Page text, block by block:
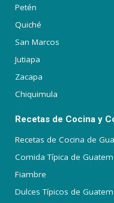
Petén
Quiché
San Marcos
Jutiapa
Zacapa
Chiquimula
Recetas de Cocina y
Recetas de Cocina de
Comida Típica de
Fiambre
Dulces Típicos de